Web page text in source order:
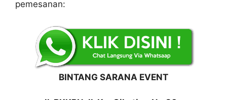
pemesanan:
BINTANG SARANA EVENT